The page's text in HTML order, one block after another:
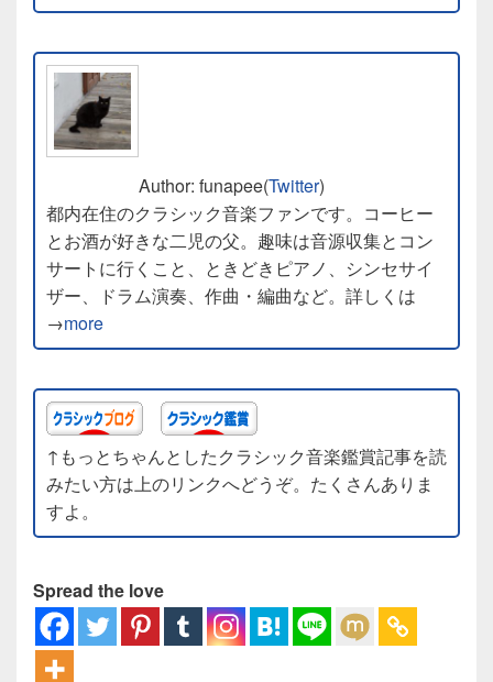
Author: funapee(Twitter)
都内在住のクラシック音楽ファンです。コーヒー
とお酒が好きな二児の父。趣味は音源収集とコン
サートに行くこと、ときどきピアノ、シンセサイ
ザー、ドラム演奏、作曲・編曲など。詳しくは
→more
↑もっとちゃんとしたクラシック音楽鑑賞記事を読
みたい方は上のリンクへどうぞ。たくさんありま
すよ。
Spread the love